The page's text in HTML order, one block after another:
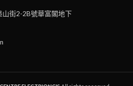
街2-2B號華富閣地下